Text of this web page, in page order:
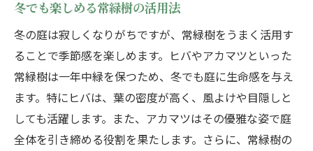
四季の変化を活かした造園術で庭を彩る
春の訪れを知らせる花木の選択
夏の暑さを軽減する木陰の作り方
秋の風景を彩る紅葉樹の利用
冬の庭を華やかにするための常緑樹
冬でも楽しめる常緑樹の活用法
冬の庭は寂しくなりがちですが、常緑樹をうまく活用す
ることで季節感を楽しめます。ヒバやアカマツといった
常緑樹は一年中緑を保つため、冬でも庭に生命感を与え
ます。特にヒバは、葉の密度が高く、風よけや目隠しと
しても活躍します。また、アカマツはその優雅な姿で庭
全体を引き締める役割を果たします。さらに、常緑樹の